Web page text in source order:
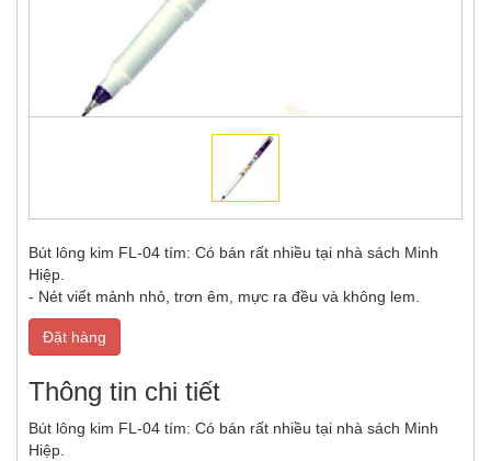
Bút lông kim FL-04 tím: Có bán rất nhiều tại nhà sách Minh
Hiệp.
- Nét viết mảnh nhỏ, trơn êm, mực ra đều và không lem.
Đặt hàng
Thông tin chi tiết
Bút lông kim FL-04 tím: Có bán rất nhiều tại nhà sách Minh
Hiệp.